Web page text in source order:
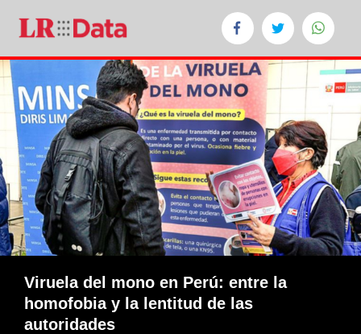
Viruela del mono en Perú: entre la
homofobia y la lentitud de las
autoridades